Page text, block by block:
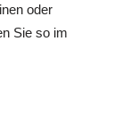
oder
Sie so im